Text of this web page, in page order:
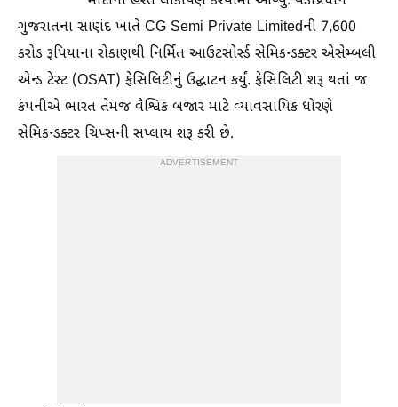
ગુજરાતના સાણંદ ખાતે CG Semi Private Limitedની 7,600
કરોડ રૂપિયાના રોકાણથી નિર્મિત આઉટસોર્સ્ડ સેમિકન્ડક્ટર એસેમ્બલી
એન્ડ ટેસ્ટ (OSAT) ફેસિલિટીનું ઉદ્ઘાટન કર્યું. ફેસિલિટી શરૂ થતાં જ
કંપનીએ ભારત તેમજ વૈશ્વિક બજાર માટે વ્યાવસાયિક ધોરણે
સેમિકન્ડક્ટર ચિપ્સની સપ્લાય શરૂ કરી છે.
ADVERTISEMENT